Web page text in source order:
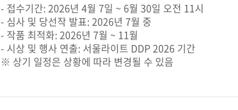
- 접수기간: 2026년 4월 7일 ~ 6월 30일 오전 11시
- 심사 및 당선작 발표: 2026년 7월 중
- 작품 최적화: 2026년 7월 ~ 11월
- 시상 및 행사 연출: 서울라이트 DDP 2026 기간
※ 상기 일정은 상황에 따라 변경될 수 있음